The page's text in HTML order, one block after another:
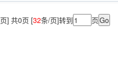
页] 共0页 [32条/页]转到 页